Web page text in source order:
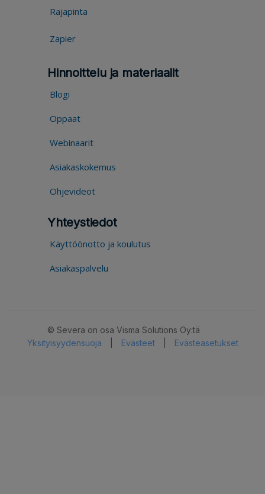
Rajapinta
Zapier
Hinnoittelu ja materiaalit
Blogi
Oppaat
Webinaarit
Asiakaskokemus
Ohjevideot
Yhteystiedot
Käyttöönotto ja koulutus
Asiakaspalvelu
© Severa on osa Visma Solutions Oy:tä
Yksityisyydensuoja
Evästeet Evästeasetukset